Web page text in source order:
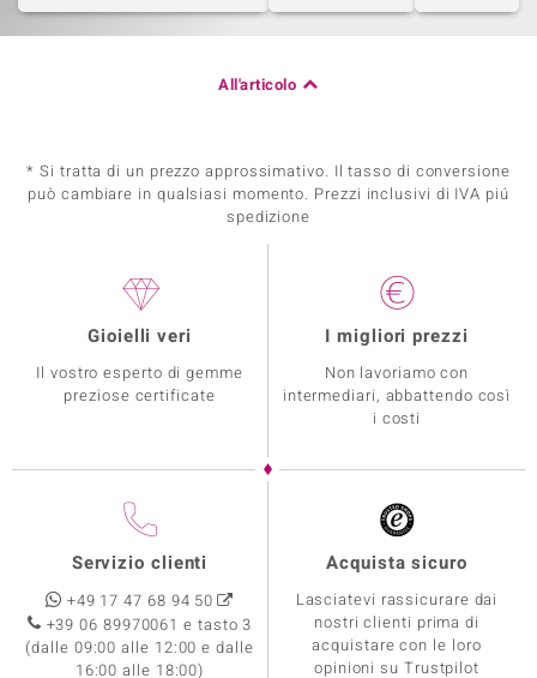
All'articolo
* Si tratta di un prezzo approssimativo. Il tasso di conversione
può cambiare in qualsiasi momento. Prezzi inclusivi di IVA piú
spedizione
Gioielli veri
Il vostro esperto di gemme
preziose certificate
I migliori prezzi
Non lavoriamo con
intermediari, abbattendo così
i costi
Servizio clienti
+49 17 47 68 94 50
+39 06 89970061 e tasto 3
(dalle 09:00 alle 12:00 e dalle
16:00 alle 18:00)
Acquista sicuro
Lasciatevi rassicurare dai
nostri clienti prima di
acquistare con le loro
opinioni su Trustpilot